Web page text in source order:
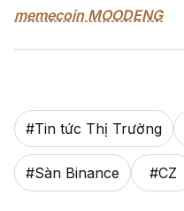
memecoin MOODENG
#Tin tức Thị Trường
#Sàn Binance #CZ